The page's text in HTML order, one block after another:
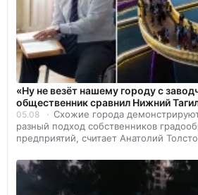
«Ну не везёт нашему городу с
общественник сравнил Нижний
05.08
Схожие города
разный подход собственников
предприятий, считает Анатолий